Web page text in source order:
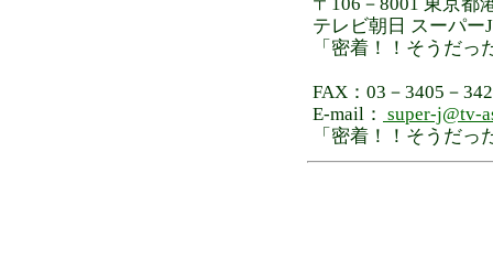
テレビ朝日 スーパー
「密着！！そうだっ
FAX：03－3405－
E-mail： super-j@tv-
「密着！！そうだっ